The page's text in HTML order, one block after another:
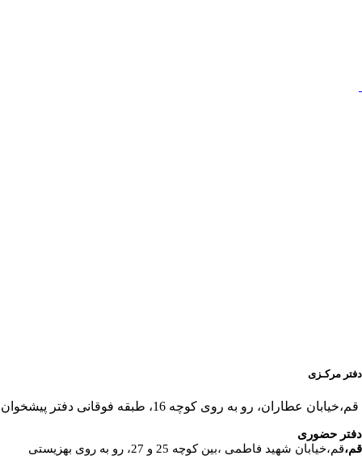
دفتر مرکـزی
قم،خیابان عطاران، رو به روی کوچه 16، طبقه فوقانی دفتر پیشخوان
دفتر حضوری
قم،قم،خیابان شهید فاطمی ،بین کوچه 25 و 27، رو به روی بهزیستی